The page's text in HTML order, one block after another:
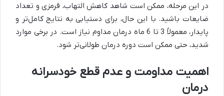
در این مرحله، ممکن است شاهد کاهش التهاب، قرمزی و تعداد
ضایعات باشید. با این حال، برای دستیابی به نتایج کامل‌تر و
پایدار، معمولاً 3 تا 6 ماه درمان مداوم نیاز است. در برخی موارد
شدید، حتی ممکن است دوره درمان طولانی‌تر شود.
اهمیت مداومت و عدم قطع خودسرانه
درمان